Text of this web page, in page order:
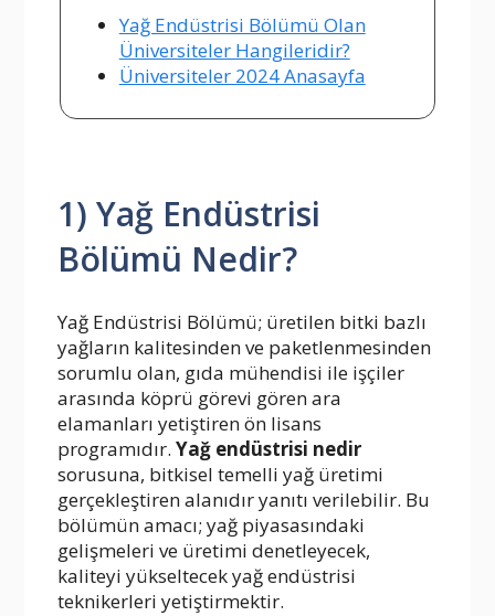
Yağ Endüstrisi Bölümü Olan
Üniversiteler Hangileridir?
Üniversiteler 2024 Anasayfa
1) Yağ Endüstrisi
Bölümü Nedir?
Yağ Endüstrisi Bölümü; üretilen bitki bazlı
yağların kalitesinden ve paketlenmesinden
sorumlu olan, gıda mühendisi ile işçiler
arasında köprü görevi gören ara
elamanları yetiştiren ön lisans
programıdır. Yağ endüstrisi nedir
sorusuna, bitkisel temelli yağ üretimi
gerçekleştiren alanıdır yanıtı verilebilir. Bu
bölümün amacı; yağ piyasasındaki
gelişmeleri ve üretimi denetleyecek,
kaliteyi yükseltecek yağ endüstrisi
teknikerleri yetiştirmektir.